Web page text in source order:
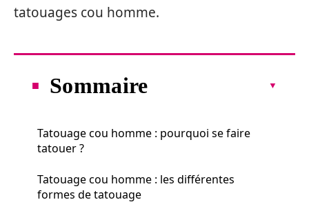
tatouages cou homme.
Sommaire
Tatouage cou homme : pourquoi se faire
tatouer ?
Tatouage cou homme : les différentes
formes de tatouage